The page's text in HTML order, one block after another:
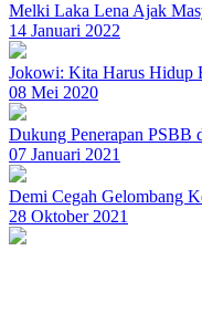
Melki Laka Lena Ajak
14 Januari 2022
Jokowi: Kita Harus Hidup
08 Mei 2020
Dukung Penerapan PSBB
07 Januari 2021
Demi Cegah Gelombang
28 Oktober 2021